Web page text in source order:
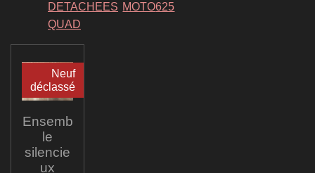
DETACHEES
QUAD
MOTO625
Neuf
déclassé
Ensemb
le
silencie
ux